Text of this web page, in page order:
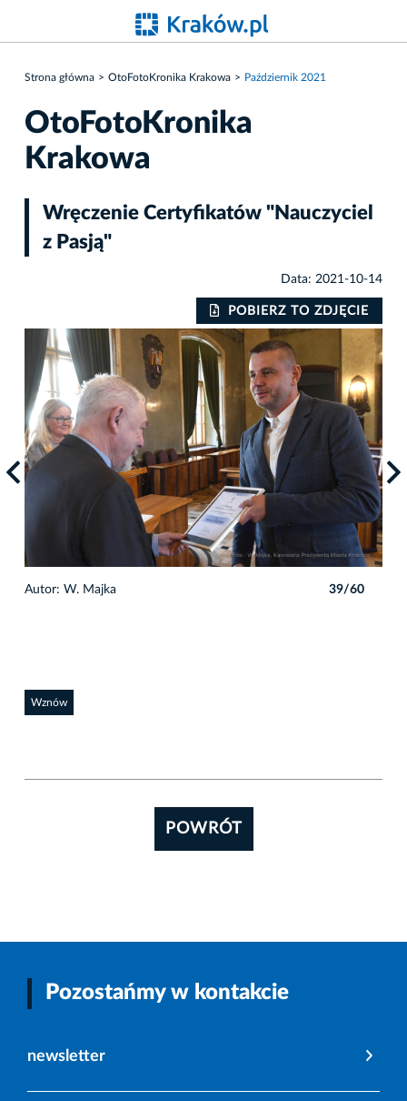
Strona główna OtoFotoKronika Krakowa Październik 2021
OtoFotoKronika
Krakowa
Wręczenie Certyfikatów "Nauczyciel
z Pasją"
Data: 2021-10-14
POBIERZ TO ZDJĘCIE
Autor: W. Majka 39/60
Wznów
POWRÓT
Pozostańmy w kontakcie
newsletter